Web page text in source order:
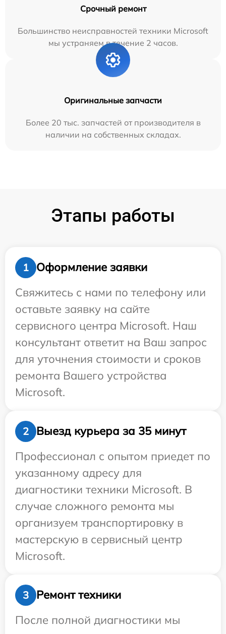
Срочный ремонт
Большинство неисправностей техники Microsoft
мы устраняем в течение 2 часов.
Оригинальные запчасти
Более 20 тыс. запчастей от производителя в
наличии на собственных складах.
Этапы работы
1
Оформление заявки
Свяжитесь с нами по телефону или
оставьте заявку на сайте
сервисного центра Microsoft. Наш
консультант ответит на Ваш запрос
для уточнения стоимости и сроков
ремонта Вашего устройства
Microsoft.
2
Выезд курьера за 35 минут
Профессионал с опытом приедет по
указанному адресу для
диагностики техники Microsoft. В
случае сложного ремонта мы
организуем транспортировку в
мастерскую в сервисный центр
Microsoft.
3
Ремонт техники
После полной диагностики мы